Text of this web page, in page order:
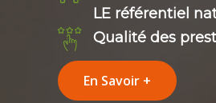
LE référentiel
Qualité des
En Savoir +